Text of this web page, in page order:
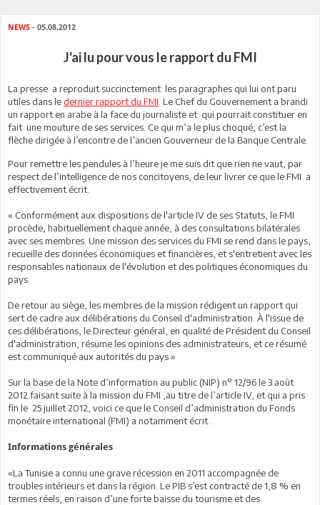
NEWS - 05.08.2012
J'ai lu pour vous le rapport du FMI
La presse a reproduit succinctement les paragraphes qui lui ont paru
utiles dans le dernier rapport du FMI . Le Chef du Gouvernement a brandi
un rapport en arabe à la face du journaliste et qui pourrait constituer en
fait une mouture de ses services. Ce qui m’a le plus choqué, c’est la
flèche dirigée à l’encontre de l’ancien Gouverneur de la Banque Centrale.
Pour remettre les pendules à l’heure je me suis dit que rien ne vaut, par
respect de l’intelligence de nos concitoyens, de leur livrer ce que le FMI a
effectivement écrit.
« Conformément aux dispositions de l'article IV de ses Statuts, le FMI
procède, habituellement chaque année, à des consultations bilatérales
avec ses membres. Une mission des services du FMI se rend dans le pays,
recueille des données économiques et financières, et s'entretient avec les
responsables nationaux de l'évolution et des politiques économiques du
pays.
De retour au siège, les membres de la mission rédigent un rapport qui
sert de cadre aux délibérations du Conseil d'administration. À l'issue de
ces délibérations, le Directeur général, en qualité de Président du Conseil
d'administration, résume les opinions des administrateurs, et ce résumé
est communiqué aux autorités du pays »
Sur la base de la Note d’information au public (NIP) n° 12/96 le 3 août
2012 faisant suite à la mission du FMI ,au titre de l’article IV, et qui a pris
fin le 25 juillet 2012, voici ce que le Conseil d’administration du Fonds
monétaire international (FMI) a notamment écrit .
Informations générales
«La Tunisie a connu une grave récession en 2011 accompagnée de
troubles intérieurs et dans la région. Le PIB s’est contracté de 1,8 % en
termes réels, en raison d’une forte baisse du tourisme et des